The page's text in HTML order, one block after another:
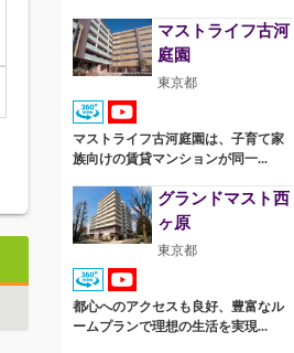
マストライフ古河
庭園
東京都
マストライフ古河庭園は、子育て家
族向けの賃貸マンションが同一...
グランドマスト西
ヶ原
東京都
都心へのアクセスも良好、豊富なル
ームプランで理想の生活を実現...